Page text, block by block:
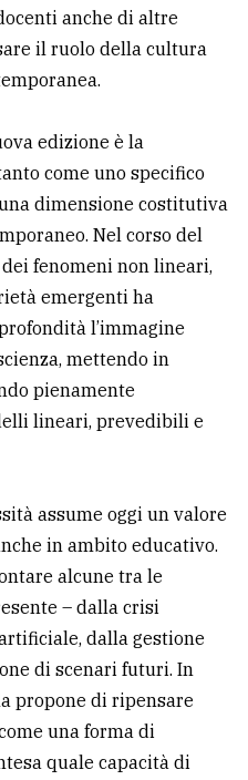
anche di altre
il ruolo della cultura
edizione è la
come uno specifico
dimensione costitutiva
Nel corso del
fenomeni non lineari,
emergenti ha
l’immagine
mettendo in
pienamente
lineari, prevedibili e
assume oggi un valore
in ambito educativo.
alcune tra le
– dalla crisi
dalla gestione
di scenari futuri. In
propone di ripensare
una forma di
quale capacità di